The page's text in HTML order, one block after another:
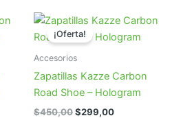
¡Oferta!
Accesorios
Zapatillas Kazze Carbon
Road Shoe – Hologram
$450,00El
$299,00El